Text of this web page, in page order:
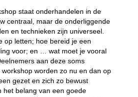
staat onderhandelen in de
centraal, maar de onderliggende
en technieken zijn universeel.
op letten; hoe bereid je een
voor; en … wat moet je vooral
aan deze soms
worden zo nu en dan op
gezet en zich zo bewust
het belang van een goede